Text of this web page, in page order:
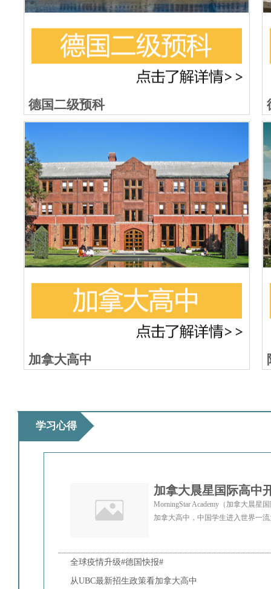
德国二级预科
加拿大高中
学习心得
加拿大晨星国际高中
MorningStar Academy（加拿大晨
加拿大高中，中国学生进入世界一
全球疫情升级#德国快报#
从UBC最新招生政策看加拿大高中